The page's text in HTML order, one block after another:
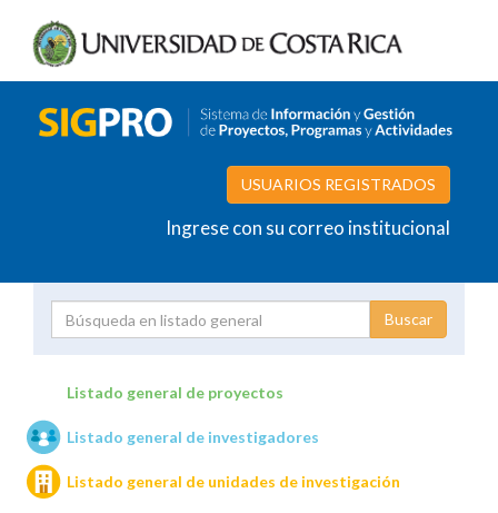
USUARIOS REGISTRADOS
Ingrese con su correo institucional
Unidades de investigación
Listado general de proyectos
Listado general de investigadores
Listado general de unidades de investigación